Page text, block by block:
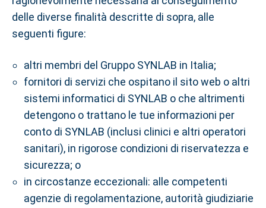
delle diverse finalità descritte di sopra, alle
seguenti figure:
altri membri del Gruppo SYNLAB in Italia;
fornitori di servizi che ospitano il sito web o altri
sistemi informatici di SYNLAB o che altrimenti
detengono o trattano le tue informazioni per
conto di SYNLAB (inclusi clinici e altri operatori
sanitari), in rigorose condizioni di riservatezza e
sicurezza; o
in circostanze eccezionali: alle competenti
agenzie di regolamentazione, autorità giudiziarie